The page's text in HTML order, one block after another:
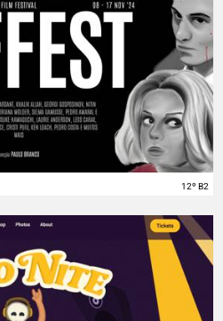
12º B2